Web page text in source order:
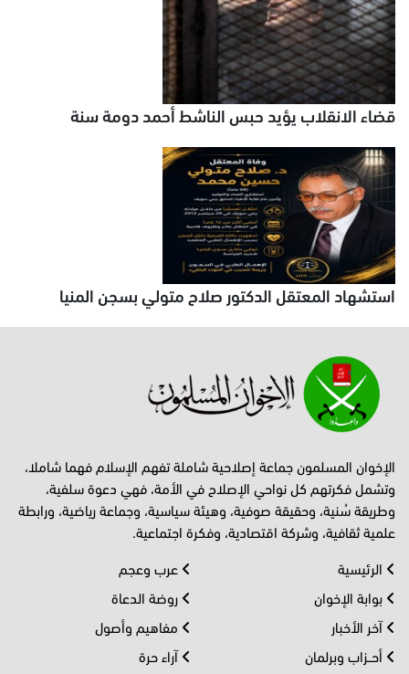
قضاء الانقلاب يؤيد حبس الناشط أحمد دومة سنة
استشهاد المعتقل الدكتور صلاح متولي بسجن المنيا
الإخوان المسلمون جماعة إصلاحية شاملة تفهم الإسلام فهما شاملا،
وتشمل فكرتهم كل نواحي الإصلاح في الأمة، فهي دعوة سلفية،
وطريقة سُنية، وحقيقة صوفية، وهيئة سياسية، وجماعة رياضية، ورابطة
علمية ثقافية، وشركة اقتصادية، وفكرة اجتماعية.
الرئيسية
بوابة الإخوان
آخر الأخبار
أحــزاب وبرلمان
عرب وعجم
روضة الدعاة
مفاهيم وأصول
آراء حرة